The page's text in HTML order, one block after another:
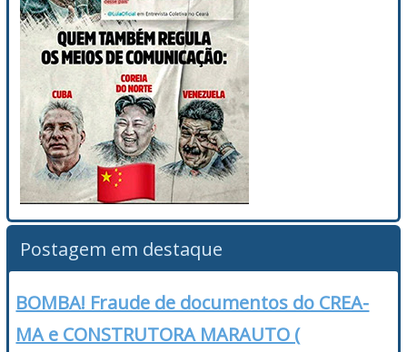
Postagem em destaque
BOMBA! Fraude de documentos do CREA-
MA e CONSTRUTORA MARAUTO (